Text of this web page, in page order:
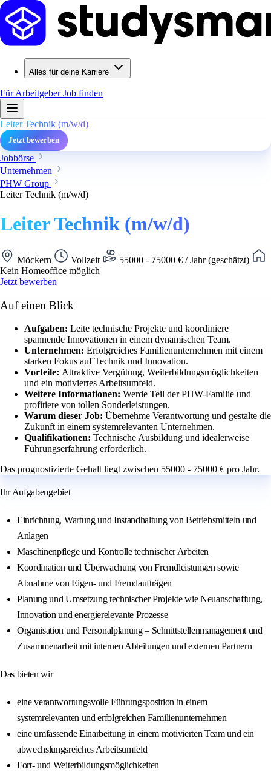
Alles für deine Karriere
Für ArbeitgeberJob finden
Leiter Technik (m/w/d)
Jetzt bewerben
Jobbörse
Unternehmen
PHW Group
Leiter Technik (m/w/d)
Leiter Technik (m/w/d)
Möckern Vollzeit
55000 - 75000 € / Jahr (geschätzt)
Kein Homeoffice möglich
Jetzt bewerben
Auf einen Blick
Aufgaben: Leite technische Projekte und koordiniere
spannende Innovationen in einem dynamischen Team.
Unternehmen: Erfolgreiches Familienunternehmen mit einem
starken Fokus auf Technik und Innovation.
Vorteile: Attraktive Vergütung, Weiterbildungsmöglichkeiten
und ein motiviertes Arbeitsumfeld.
Weitere Informationen: Werde Teil der PHW-Familie und
profitiere von tollen Sonderleistungen.
Warum dieser Job: Übernehme Verantwortung und gestalte die
Zukunft in einem systemrelevanten Unternehmen.
Qualifikationen: Technische Ausbildung und idealerweise
Führungserfahrung erforderlich.
Das prognostizierte Gehalt liegt zwischen 55000 - 75000 € pro Jahr.
Ihr Aufgabengebiet
Einrichtung, Wartung und Instandhaltung von Betriebsmitteln und
Anlagen
Maschinenpflege und Kontrolle technischer Arbeiten
Koordination und Überwachung von Fremdleistungen sowie
Abnahme von Eigen- und Fremdaufträgen
Planung und Umsetzung technischer Projekte wie Neuanschaffung,
Innovation und energierelevante Prozesse
Organisation und Personalplanung – Schnittstellenmanagement und
Zusammenarbeit mit internen Abteilungen und externen Partnern
Das bieten wir
eine verantwortungsvolle Führungsposition in einem
systemrelevanten und erfolgreichen Familienunternehmen
eine umfassende Einarbeitung in einem motivierten Team und ein
abwechslungsreiches Arbeitsumfeld
Fort- und Weiterbildungsmöglichkeiten